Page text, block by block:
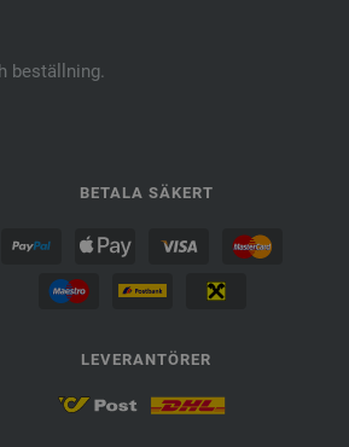
beställning.
BETALA SÄKERT
LEVERANTÖRER